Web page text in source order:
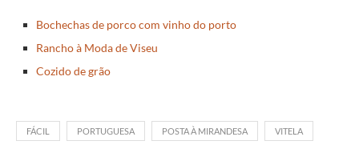
Bochechas de porco com vinho do porto
Rancho à Moda de Viseu
Cozido de grão
FÁCIL PORTUGUESA POSTA À MIRANDESA VITELA